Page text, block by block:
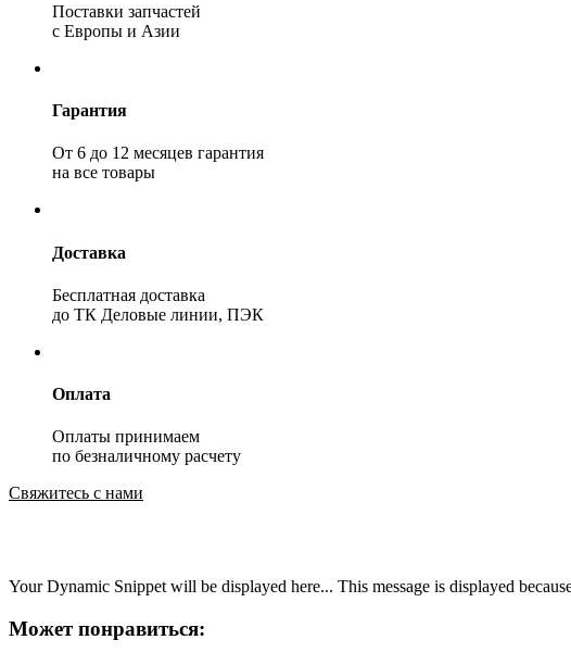
Поставки запчастей
с Европы и Азии
Гарантия
От 6 до 12 месяцев гарантия
на все товары
Доставка
Бесплатная доставка
до ТК Деловые линии, ПЭК
Оплата
Оплаты принимаем
по безналичному расчету
Свяжитесь с нами
Your Dynamic Snippet will be displayed here... This message is displayed
Может понравиться: